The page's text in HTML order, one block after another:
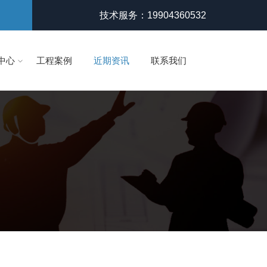
技术服务：19904360532
心 工程案例 近期资讯 联系我们